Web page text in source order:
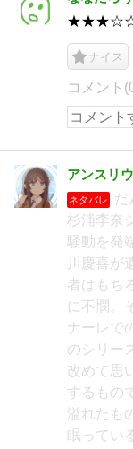
ナイス
コメント
アンスリ
ネタバレ
だ
杉浦李奈
騒動を発
川慶喜
者はもち
に不憫。
ナーレで
のシリー
改めて思
するもの
溢れたも
眠ってい